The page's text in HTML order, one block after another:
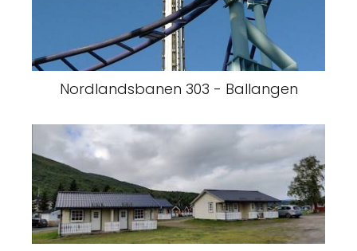
Nordlandsbanen 303 - Ballangen